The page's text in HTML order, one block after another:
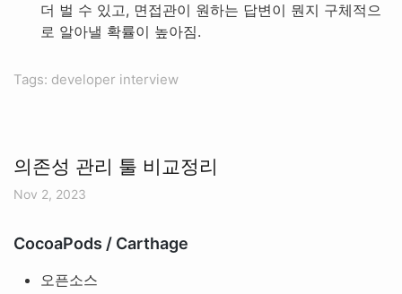
더 벌 수 있고, 면접관이 원하는 답변이 뭔지 구체적으
로 알아낼 확률이 높아짐.
Tags: developer interview
의존성 관리 툴 비교정리
Nov 2, 2023
CocoaPods / Carthage
오픈소스